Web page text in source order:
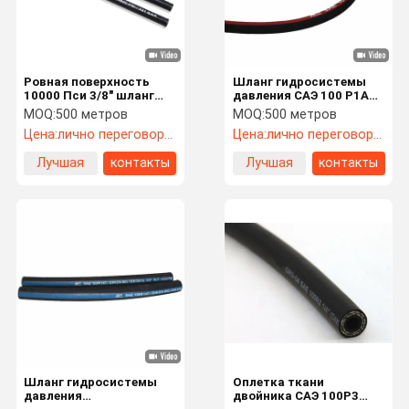
Продукты
Шланг гидросистемы
давления САЭ 100 Р1АТ
высокий, провод заплел
резиновый шланг
MOQ:500 метров
Цена:лично переговорить
Лучшая
контакты
Ровная поверхность
10000 Пси 3/8" шланг
гидравлического Джека
для подпирая системы
MOQ:500 метров
Цена:лично переговорить
Лучшая
контакты
Оплетка ткани
двойника САЭ 100Р3
Шланг гидросистемы
давления